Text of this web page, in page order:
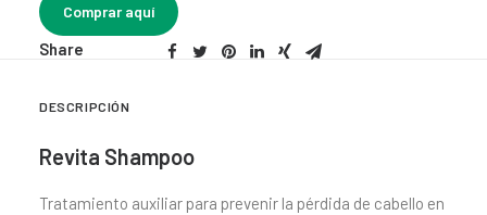
Comprar aquí
Share
DESCRIPCIÓN
Revita Shampoo
Tratamiento auxiliar para prevenir la pérdida de cabello en